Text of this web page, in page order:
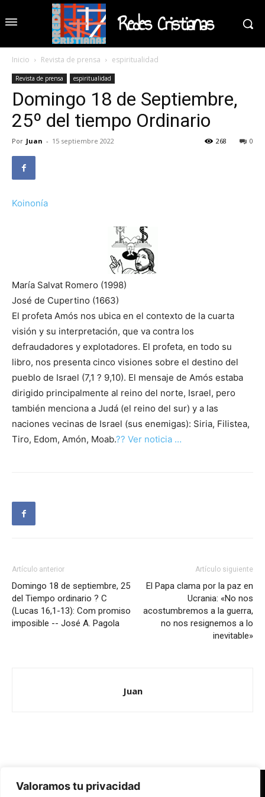
Valoramos tu privacidad
Redes Cristianas
Inicio Revista de prensa espiritualidad
Revista de prensa espiritualidad
Domingo 18 de Septiembre,
25º del tiempo Ordinario
Por Juan - 15 septiembre 2022 0
268
Koinonía
María Salvat Romero (1998)
José de Cupertino (1663)
El profeta Amós nos ubica en el contexto de la cuarta
visión y su interpretación, que va contra los
defraudadores y explotadores. El profeta, en todo su
libro, nos presenta cinco visiones sobre el destino del
pueblo de Israel (7,1 ? 9,10). El mensaje de Amós estaba
dirigido principalmente al reino del norte, Israel, pero
también menciona a Judá (el reino del sur) y a las
naciones vecinas de Israel (sus enemigas): Siria, Filistea,
Tiro, Edom, Amón, Moab.?? Ver noticia …
Artículo anterior
Domingo 18 de septiembre, 25
del Tiempo ordinario ? C
(Lucas 16,1-13): Com promiso
imposible -- José A. Pagola
Artículo siguiente
El Papa clama por la paz en
Ucrania: «No nos
acostumbremos a la guerra,
no nos resignemos a lo
inevitable»
Juan
Redes Cristianas